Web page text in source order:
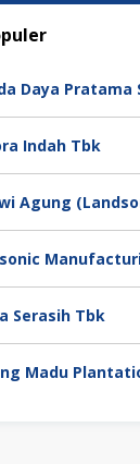
Daya Pratama
Indah Tbk
Agung
Serasih Tbk
Madu